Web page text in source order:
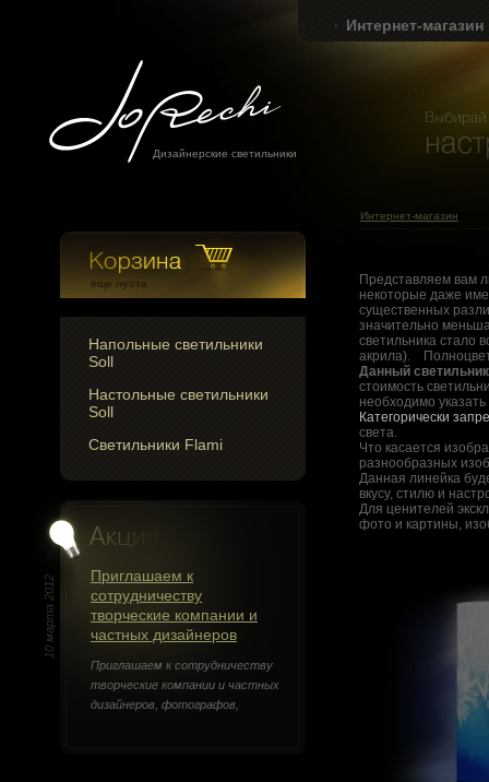
Интернет-магазин
Дизайнерские светильники
еще пуста
Напольные светильники
Soll
Настольные светильники
Soll
Светильники Flami
Приглашаем к
сотрудничеству
творческие компании и
частных дизайнеров
Приглашаем к сотрудничеству
творческие компании и частных
дизайнеров, фотографов,
Интернет-магазин
Представляем вам
некоторые даже
существенных
значительно
светильника стало
акрила).
Данный
стоимость
необходимо указать
Категорически
света.
Что касается
разнообразных
Данная линейка
вкусу, стилю и
Для ценителей
фото и картины,